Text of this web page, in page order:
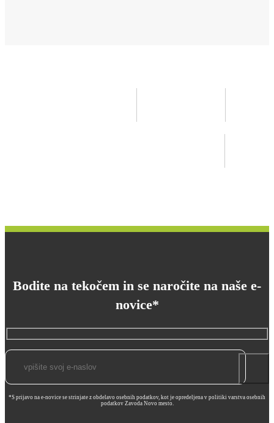
Bodite na tekočem in se naročite na naše e-
novice*
*S prijavo na e-novice se strinjate z obdelavo osebnih podatkov, kot je opredeljena v politiki varstva osebnih
podatkov Zavoda Novo mesto.